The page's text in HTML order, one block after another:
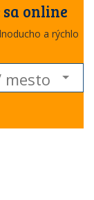
online
a rýchlo